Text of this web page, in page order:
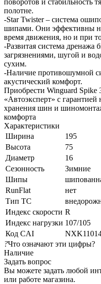
полотне.
-Star Twister – система
шипами. Они эффективны
время движения, но и при
-Развитая система дренажа
загрязнениями, шугой и
сухим.
-Наличие противошумной
акустический комфорт.
Приобрести Winguard Spike
«Автоэксперт» с
хранения шин и
комфорта
Характеристики
Ширина
195
Высота
75
Диаметр
16
Сезонность
Зимние
Шипы
RunFlat
нет
Тип ТС
Индекс скорости R
Индекс нагрузки 107/105
Код CAI
?Что означают эти цифры?
Наличие
Задать вопрос
Вы можете задать любой
или работе магазина.